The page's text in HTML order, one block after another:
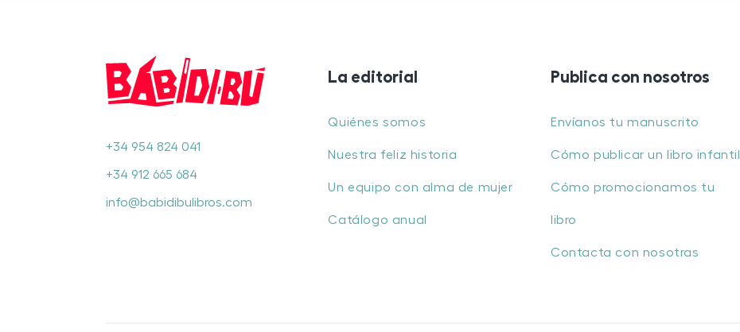
+34 954 824 041
+34 912 665 684
info@babidibulibros.com
La editorial
Quiénes somos
Nuestra feliz historia
Un equipo con alma de mujer
Catálogo anual
Publica con nosotros
Envíanos tu manuscrito
Cómo publicar un libro infantil
Cómo promocionamos tu
libro
Contacta con nosotras